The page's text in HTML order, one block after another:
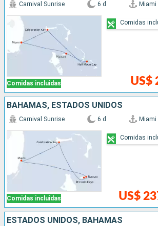
Comidas incluidas
Carnival Sunrise 6 d Miami
US$
Comidas
BAHAMAS, ESTADOS UNIDOS
Comidas incluidas
Carnival Sunrise 6 d Miami
US$
Comidas
ESTADOS UNIDOS, BAHAMAS